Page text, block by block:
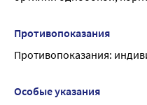
Противопоказания
Противопоказания:
Особые указания